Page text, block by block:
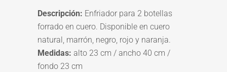
Descripción: Enfriador para 2 botellas
forrado en cuero. Disponible en cuero
natural, marrón, negro, rojo y naranja.
Medidas: alto 23 cm / ancho 40 cm /
fondo 23 cm